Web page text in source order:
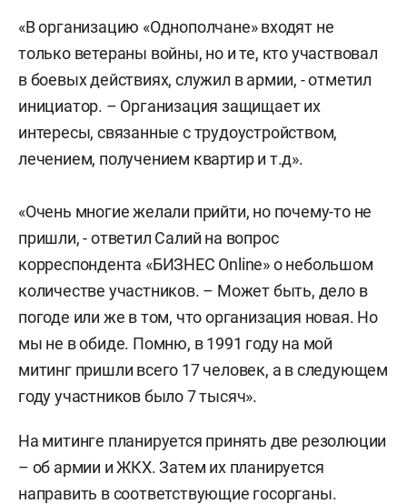
«В организацию «Однополчане» входят не
только ветераны войны, но и те, кто участвовал
в боевых действиях, служил в армии, - отметил
инициатор. – Организация защищает их
интересы, связанные с трудоустройством,
лечением, получением квартир и т.д».
«Очень многие желали прийти, но почему-то не
пришли, - ответил Салий на вопрос
корреспондента «БИЗНЕС Online» о небольшом
количестве участников. – Может быть, дело в
погоде или же в том, что организация новая. Но
мы не в обиде. Помню, в 1991 году на мой
митинг пришли всего 17 человек, а в следующем
году участников было 7 тысяч».
На митинге планируется принять две резолюции
– об армии и ЖКХ. Затем их планируется
направить в соответствующие госорганы.